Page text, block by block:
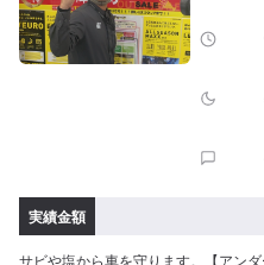
実績金額
サビや塩から車を守ります。【アン